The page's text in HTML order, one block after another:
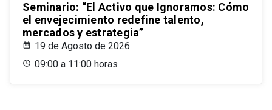
Seminario: “El Activo que Ignoramos: Cómo
el envejecimiento redefine talento,
mercados y estrategia”
19 de Agosto de 2026
09:00 a 11:00 horas